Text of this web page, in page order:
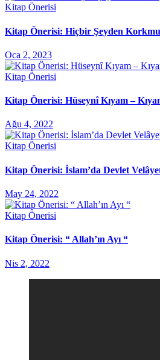
Kitap Önerisi
Kitap Önerisi: Hiçbir Şeyden
Oca 2, 2023
Kitap Önerisi
Kitap Önerisi: Hüseynî Kıyam –
Ağu 4, 2022
Kitap Önerisi
Kitap Önerisi: İslam’da Devlet
May 24, 2022
Kitap Önerisi
Kitap Önerisi: “ Allah’ın Ayı “
Nis 2, 2022